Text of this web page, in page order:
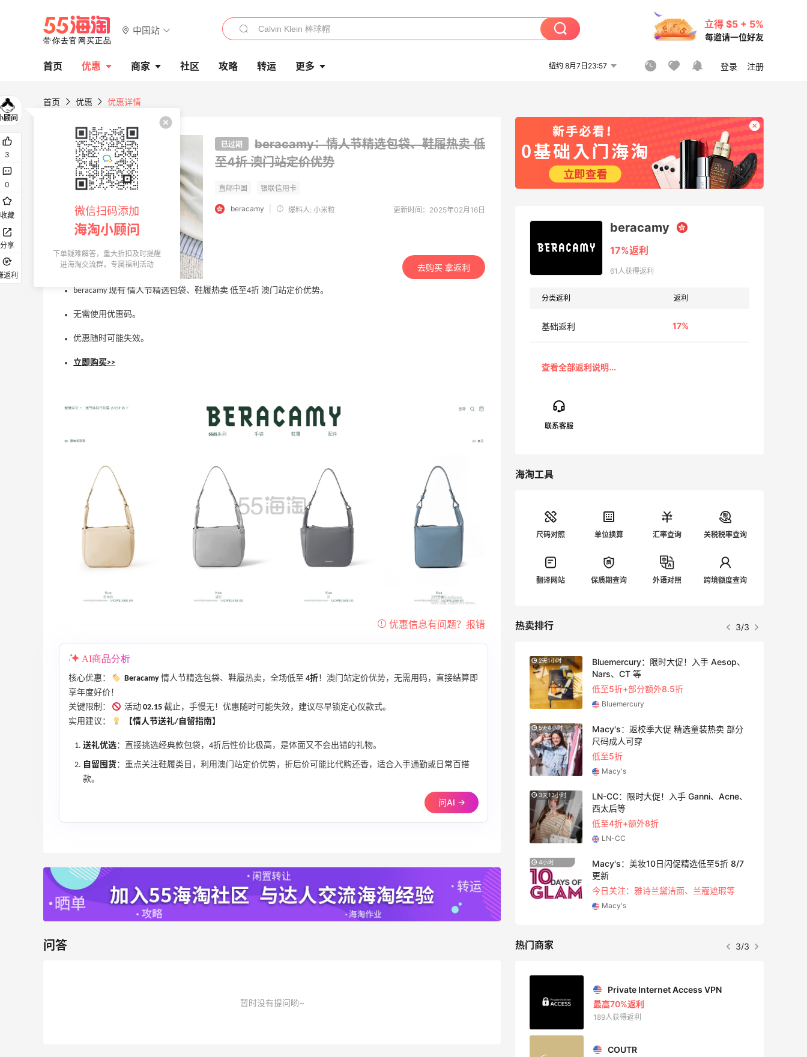
中国站
立得 $5 + 5%
每邀请一位好友
首页 优惠 商家 社区 攻略 转运 更多 纽约 8月7日23:57 登录 注册
首页 优惠 优惠详情
已过期 beracamy：情人节精选包袋、鞋履热卖低
至4折 澳门站定价优势
beracamy 爆料人: 小米粒 更新时间：2025年02月16日
去购买 拿返利
beracamy 现有 情人节精选包袋、鞋履热卖 低至4折 澳门站定价优势。
无需使用优惠码。
优惠随时可能失效。
立即购买>>
AI商品分析
核心优惠： Beracamy 情人节精选包袋、鞋履热卖，全场低至 4折！澳门站定价优势，无需用码，直接结算即
享年度好价！
关键限制：
活动 02.15 截止，手慢无！优惠随时可能失效，建议尽早锁定心仪款式。
实用建议：
【情人节送礼/自留指南】
送礼优选：直接挑选经典款包袋，4折后性价比极高，是体面又不会出错的礼物。
自留囤货：重点关注鞋履类目，利用澳门站定价优势，折后价可能比代购还香，适合入手通勤或日常百搭
款。
问AI →
问答
暂时没有提问哟~
beracamy
17%返利
61人获得返利
分类返利 返利
基础返利 17%
海淘工具
尺码对照 单位换算 汇率查询 关税税率查询
翻译网站 保质期查询 外语对照 跨境额度查询
热卖排行 3/3
【55专享】Bobbi Brown 美网：美妆礼
遇！满$150立省$50
满赠正装橘子眼霜+精华唇蜜等好礼
Bobbi Brown
Tory Burch、拉夫劳伦等
Bloomingdales
无门槛7.5折
邮
关注兰蔻、雅诗兰黛等 每日更新
Macy's
比亚运动热卖
Columbia Sportswear
Prada、TF 等
Bloomingdales
Mytheresa：折扣区时尚上新热卖 关注
TOTEME、ZIMMERMAN 等
享额外9折
低门槛入手7件套
Macy's
2天1小时
Bluemercury：限时大促！入手 Aesop、
Nars、CT 等
低至5折+部分额外8.5折
Bluemercury
5天4小时
Macy's：返校季大促 精选童装热卖 部分
尺码成人可穿
低至5折
Macy's
3天13小时
LN-CC：限时大促！入手 Ganni、Acne、
西太后等
低至4折+额外8折
LN-CC
4小时
Macy's：美妆10日闪促精选低至5折 8/7
更新
今日关注：雅诗兰黛洁面、兰蔻遮瑕等
Macy's
热门商家 3/3
Private Internet Access VPN
最高70%返利
189人获得返利
COUTR
3
0
收藏
分享
返利
微信扫码添加
海淘小顾问
下单疑难解答，重大折扣及时提醒
进海淘交流群，专属福利活动